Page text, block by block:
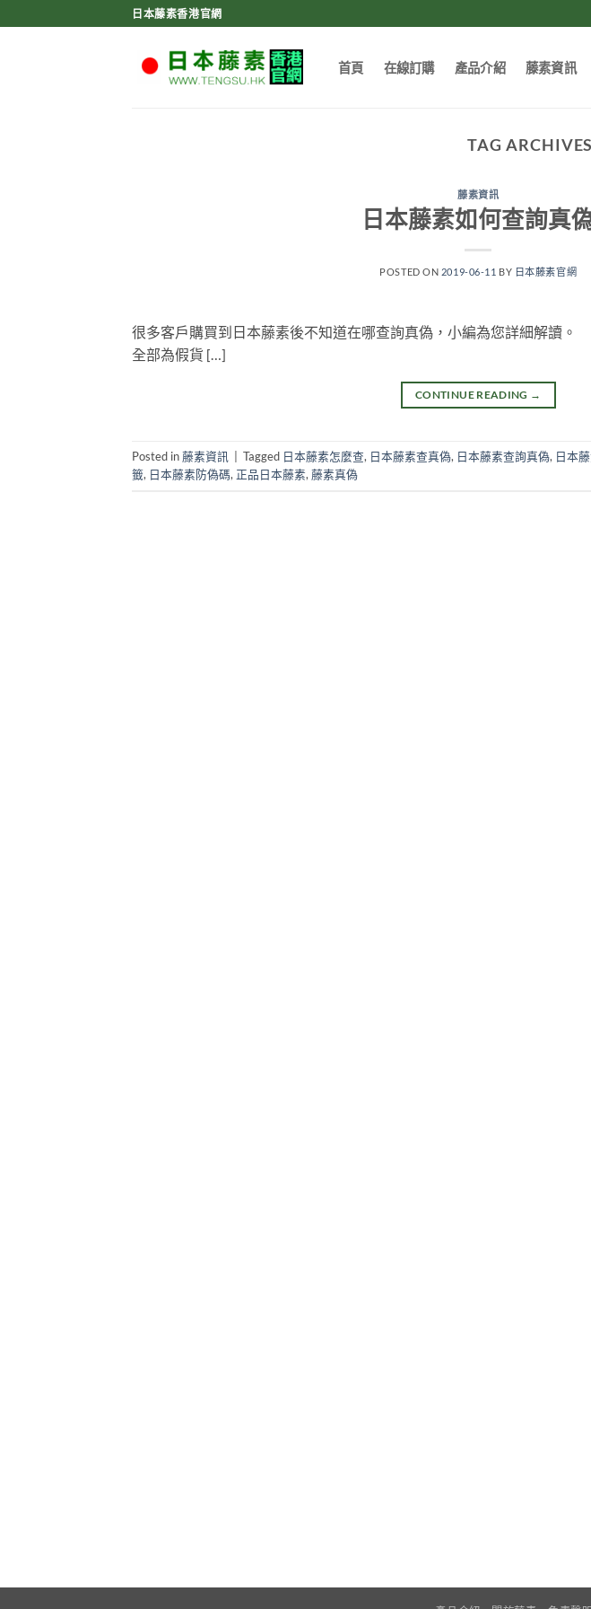
to
日本藤素香港官網
首頁 在線訂購 產品介紹 藤素資訊
TAG
藤素資訊
日本藤素如何查詢真
POSTED ON 2019-06-11 BY 日本藤素官網
很多客戶購買到日本藤素後不知道在哪查詢真偽，小編為您詳細解讀。
全部為假貨 […]
CONTINUE READING →
Posted in藤素資訊 Tagged 日本藤素怎麼查, 日本藤素查真偽, 日本藤素查詢真偽, 日本
籤, 日本藤素防偽碼, 正品日本藤素, 藤素真偽